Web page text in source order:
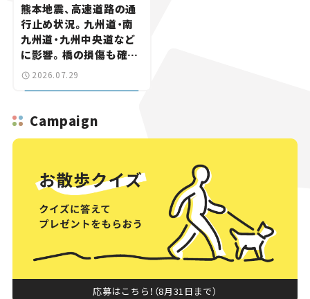
熊本地震、高速道路の通
行止め状況。九州道・南
九州道・九州中央道など
に影響。橋の損傷も確認
【道路のニュース】
2026.07.29
Campaign
応募はこちら！（8月31日まで）